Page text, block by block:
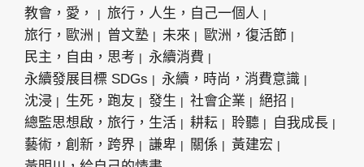
教會，愛，
旅行，人生，自己一個人
旅行，歐洲
曾文塾 未來
歐洲，復活節
民主，自由，思考
永續消費
永續發展目標 SDGs
永續，時尚，消費意識
沈浸
生死，跑友 發生 社會企業
絕招
總監思想啟，旅行，生活
耕耘 聆聽
自我成長
藝術，創新，跨界
謙卑 關係
黃建宏